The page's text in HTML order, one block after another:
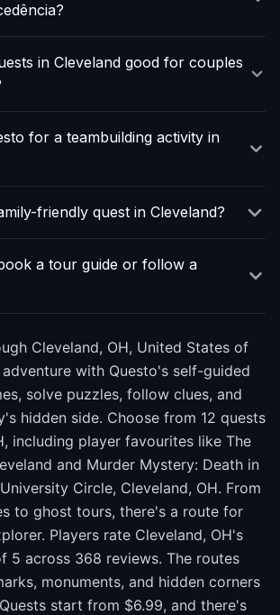
in Cleveland good for couples
for a teambuilding activity in
friendly quest in Cleveland?
a tour guide or follow a
Cleveland, OH, United States of
with Questo's self-guided
solve puzzles, follow clues, and
hidden side. Choose from 12 quests
including player favourites like The
and Murder Mystery: Death in
Circle, Cleveland, OH. From
to ghost tours, there's a route for
Players rate Cleveland, OH's
5 across 368 reviews. The routes
monuments, and hidden corners
start from $6.99, and there's